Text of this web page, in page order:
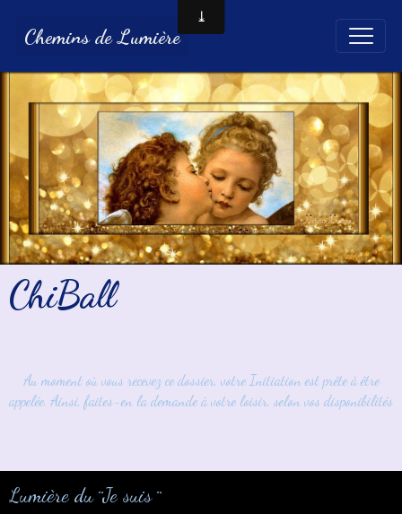
Chemins de Lumière
ChiBall
Au moment où vous recevez ce dossier, votre Initiation est prête à être
appelée. Ainsi, faites-en la demande à votre loisir, selon vos disponibilités
Lumière du ¨Je suis ¨